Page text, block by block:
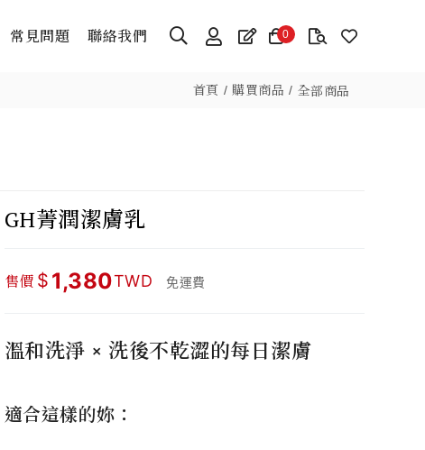
常見問題 聯絡我們 0
首頁 購買商品 全部商品
GH菁潤潔膚乳
售價 $ 1,380TWD 免運費
溫和洗淨 × 洗後不乾澀的每日潔膚
適合這樣的妳 ：